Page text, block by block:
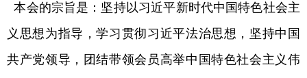
本会的宗旨是：坚持以习近平新时代中国特色社会主
义思想为指导，学习贯彻习近平法治思想，坚持中国
共产党领导，团结带领会员高举中国特色社会主义伟